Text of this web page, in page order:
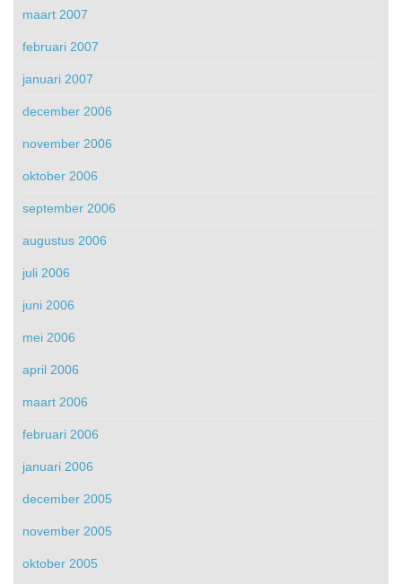
maart 2007
februari 2007
januari 2007
december 2006
november 2006
oktober 2006
september 2006
augustus 2006
juli 2006
juni 2006
mei 2006
april 2006
maart 2006
februari 2006
januari 2006
december 2005
november 2005
oktober 2005